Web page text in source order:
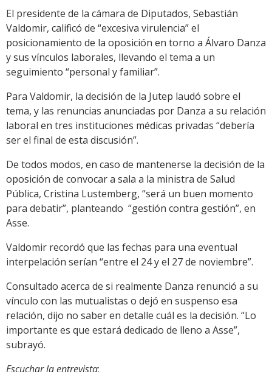
Link
El presidente de la cámara de Diputados, Sebastián
Valdomir, calificó de “excesiva virulencia” el
posicionamiento de la oposición en torno a Álvaro Danza
y sus vínculos laborales, llevando el tema a un
seguimiento “personal y familiar”.
Para Valdomir, la decisión de la Jutep laudó sobre el
tema, y las renuncias anunciadas por Danza a su relación
laboral en tres instituciones médicas privadas “debería
ser el final de esta discusión”.
De todos modos, en caso de mantenerse la decisión de la
oposición de convocar a sala a la ministra de Salud
Pública, Cristina Lustemberg, “será un buen momento
para debatir”, planteando “gestión contra gestión”, en
Asse.
Valdomir recordó que las fechas para una eventual
interpelación serían “entre el 24 y el 27 de noviembre”.
Consultado acerca de si realmente Danza renunció a su
vínculo con las mutualistas o dejó en suspenso esa
relación, dijo no saber en detalle cuál es la decisión. “Lo
importante es que estará dedicado de lleno a Asse”,
subrayó.
Escuchar la entrevista: